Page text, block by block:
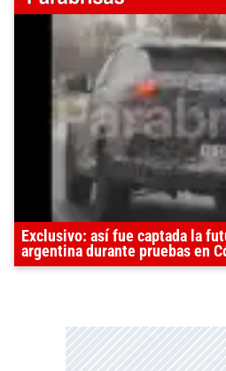
Exclusivo: así fue captada la
argentina durante pruebas en